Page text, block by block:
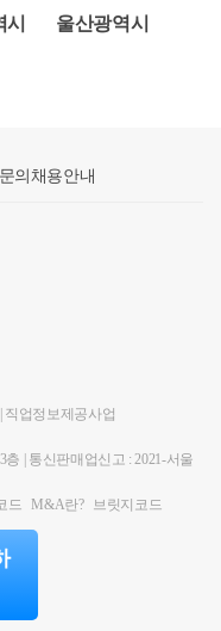
않아도 됩니다.Q :
게 판매하고자 할
키트 관련업종(식료
도 되나요?A : 다
고 제조업체(사업장
는 업체에 한한다)
생산할 제품을 직
을 말합니다)할것2.
해당 제품을 인수
단계: 사업자등록
비스의 개념[전자
법률]13조 2창 10
가 안전하게 금전 또
세액공제 기한 연
공급가액 3억 미
의 적용 기한을 연
조세포탈사업자에
이제 신설이 되어서
를 수시부과할 수
장해서 사업자등
위장등록은 1%에
경우에는 0.5%에서
보시면 되겠습니다.
다.5. 사업자등록 첨
청할 시에 첨부 서
.사업장 전차한 경
전대동의서가 반
의 면세 범위기존의
울산광역시
의 채용안내
직업정보제공사업
| 통신판매업신고 : 2021-서울
드 M&A란? 브릿지코드